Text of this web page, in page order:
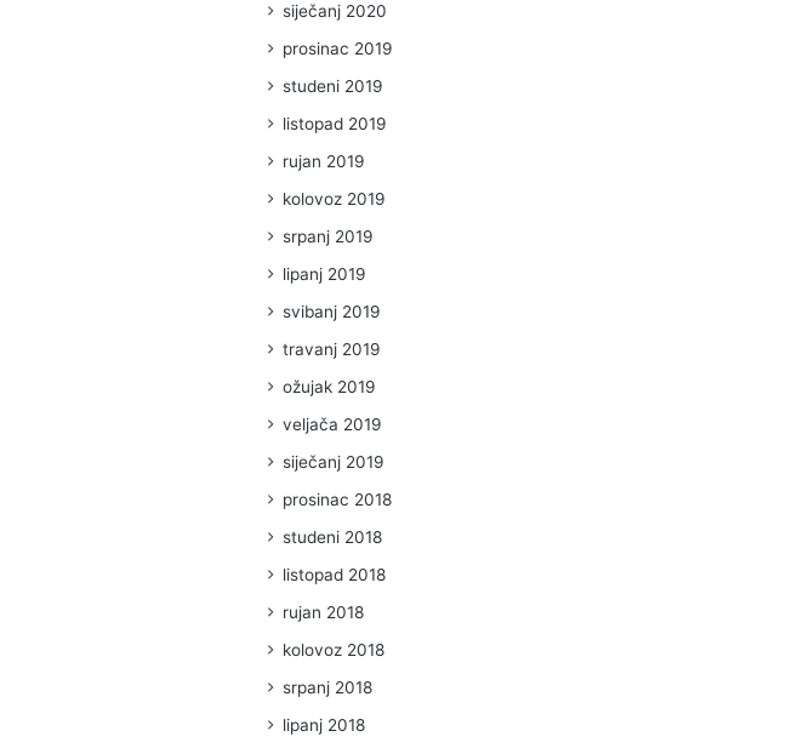
siječanj 2020
prosinac 2019
studeni 2019
listopad 2019
rujan 2019
kolovoz 2019
srpanj 2019
lipanj 2019
svibanj 2019
travanj 2019
ožujak 2019
veljača 2019
siječanj 2019
prosinac 2018
studeni 2018
listopad 2018
rujan 2018
kolovoz 2018
srpanj 2018
lipanj 2018